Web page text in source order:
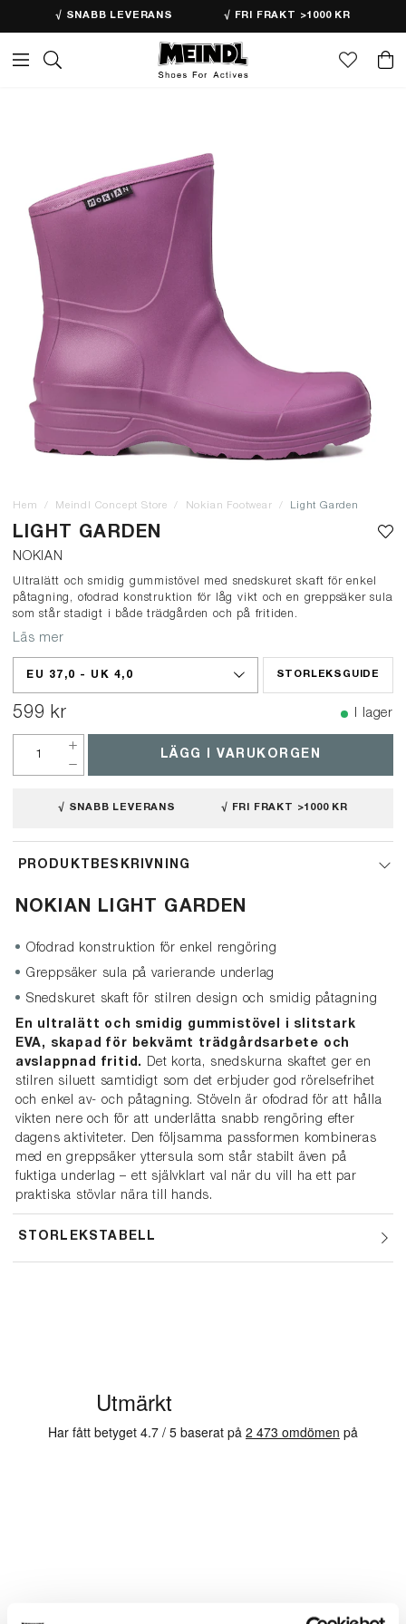
√ SNABB LEVERANS √ FRI FRAKT >1000 KR
Hem Meindl Concept Store Nokian Footwear Light Garden
LIGHT GARDEN
NOKIAN
Ultralätt och smidig gummistövel med snedskuret skaft för enkel
påtagning, ofodrad konstruktion för låg vikt och en greppsäker sula
som står stadigt i både trädgården och på fritiden.
Läs mer
STORLEKSGUIDE
EU 37,0 - UK 4,0
599 kr I lager
LÄGG I VARUKORGEN
√ SNABB LEVERANS √ FRI FRAKT >1000 KR
PRODUKTBESKRIVNING
NOKIAN LIGHT GARDEN
Ofodrad konstruktion för enkel rengöring
Greppsäker sula på varierande underlag
Snedskuret skaft för stilren design och smidig påtagning
En ultralätt och smidig gummistövel i slitstark
EVA, skapad för bekvämt trädgårdsarbete och
avslappnad fritid.
Det korta, snedskurna skaftet ger en
stilren siluett samtidigt som det erbjuder god rörelsefrihet
och enkel av- och påtagning. Stöveln är ofodrad för att hålla
vikten nere och för att underlätta snabb rengöring efter
dagens aktiviteter. Den följsamma passformen kombineras
med en greppsäker yttersula som står stabilt även på
fuktiga underlag – ett självklart val när du vill ha ett par
praktiska stövlar nära till hands.
STORLEKSTABELL